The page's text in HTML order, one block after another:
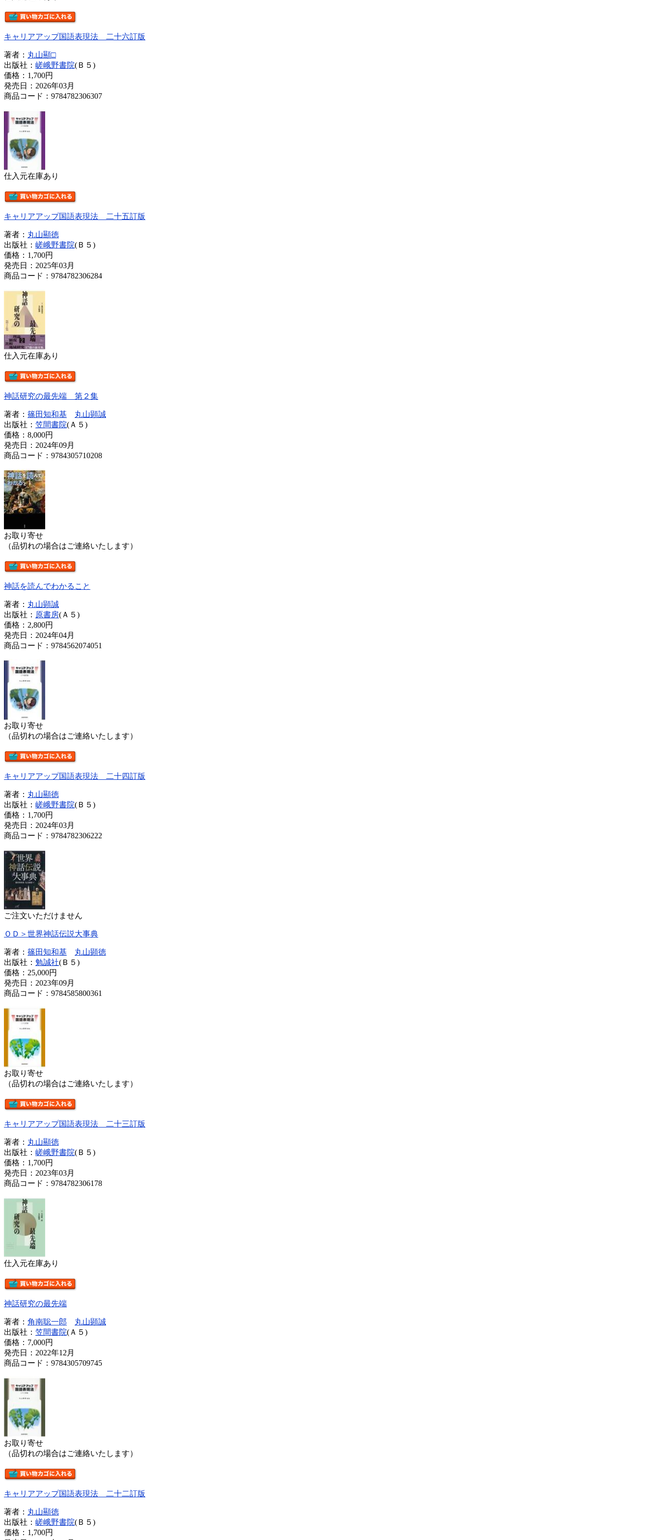
キャリアアップ国語表現法 二十六訂版
著者： 丸山顯□
出版社： 嵯峨野書院(Ｂ５)
価格： 1,700円
発売日：2026年03月
商品コード：9784782306307
仕入元在庫あり
キャリアアップ国語表現法 二十五訂版
著者： 丸山顯徳
出版社： 嵯峨野書院(Ｂ５)
価格： 1,700円
発売日：2025年03月
商品コード：9784782306284
仕入元在庫あり
神話研究の最先端 第２集
著者： 篠田知和基
丸山顕誠
出版社： 笠間書院(Ａ５)
価格： 8,000円
発売日：2024年09月
商品コード：9784305710208
お取り寄せ
（品切れの場合はご連絡いたします）
神話を読んでわかること
著者： 丸山顕誠
出版社： 原書房(Ａ５)
価格： 2,800円
発売日：2024年04月
商品コード：9784562074051
お取り寄せ
（品切れの場合はご連絡いたします）
キャリアアップ国語表現法 二十四訂版
著者： 丸山顯徳
出版社： 嵯峨野書院(Ｂ５)
価格： 1,700円
発売日：2024年03月
商品コード：9784782306222
ご注文いただけません
ＯＤ＞世界神話伝説大事典
著者： 篠田知和基
丸山顕徳
出版社： 勉誠社(Ｂ５)
価格： 25,000円
発売日：2023年09月
商品コード：9784585800361
お取り寄せ
（品切れの場合はご連絡いたします）
キャリアアップ国語表現法 二十三訂版
著者： 丸山顯徳
出版社： 嵯峨野書院(Ｂ５)
価格： 1,700円
発売日：2023年03月
商品コード：9784782306178
仕入元在庫あり
神話研究の最先端
著者： 角南聡一郎
丸山顕誠
出版社： 笠間書院(Ａ５)
価格： 7,000円
発売日：2022年12月
商品コード：9784305709745
お取り寄せ
（品切れの場合はご連絡いたします）
キャリアアップ国語表現法 二十二訂版
著者： 丸山顯徳
出版社： 嵯峨野書院(Ｂ５)
価格： 1,700円